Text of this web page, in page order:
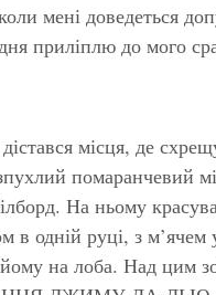
мені доведеться
приліплю до мого
місця, де
помаранчевий
На ньому
одній руці, з м’ячем
на лоба. Над цим